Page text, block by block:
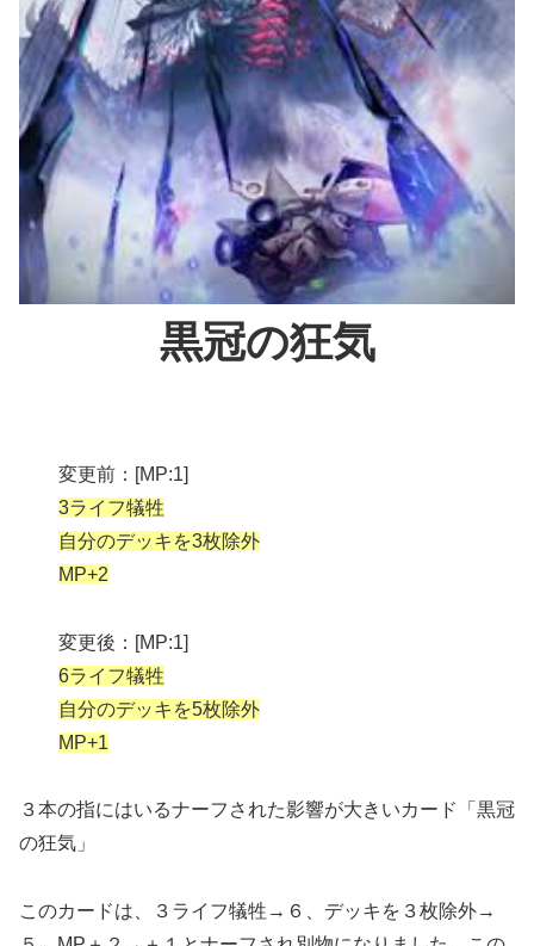
黒冠の狂気
変更前：[MP:1]
3ライフ犠牲
自分のデッキを3枚除外
MP+2
変更後：[MP:1]
6ライフ犠牲
自分のデッキを5枚除外
MP+1
３本の指にはいるナーフされた影響が大きいカード「黒冠
の狂気」
このカードは、３ライフ犠牲→６、デッキを３枚除外→